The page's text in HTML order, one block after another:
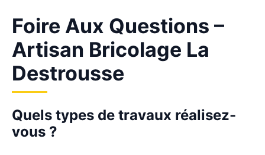
Foire Aux Questions –
Artisan Bricolage La
Destrousse
Quels types de travaux réalisez-
vous ?